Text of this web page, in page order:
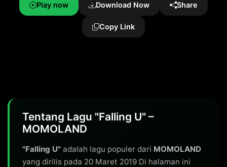
Play now Download Now Share
Copy Link
Tentang Lagu "Falling U" –
MOMOLAND
"Falling U" adalah lagu populer dari MOMOLAND
yang dirilis pada 20 Maret 2019 Di halaman ini